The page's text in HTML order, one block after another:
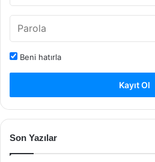
Beni hatırla
Kayıt Ol
Son Yazılar